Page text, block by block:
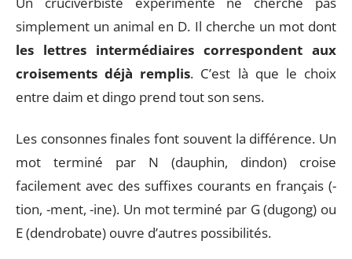
simplement un animal en D. Il cherche un mot dont
les lettres intermédiaires correspondent aux
croisements déjà remplis. C’est là que le choix
entre daim et dingo prend tout son sens.
Les consonnes finales font souvent la différence. Un
mot terminé par N (dauphin, dindon) croise
facilement avec des suffixes courants en français (-
tion, -ment, -ine). Un mot terminé par G (dugong) ou
E (dendrobate) ouvre d’autres possibilités.